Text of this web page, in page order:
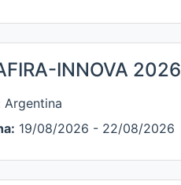
INNOVA 2026
Argentina
19/08/2026 - 22/08/2026